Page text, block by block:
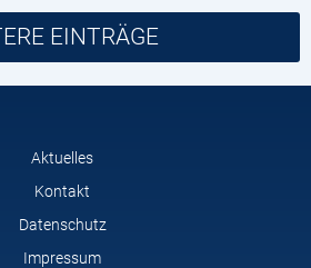
EINTRÄGE
Aktuelles
Kontakt
Datenschutz
Impressum